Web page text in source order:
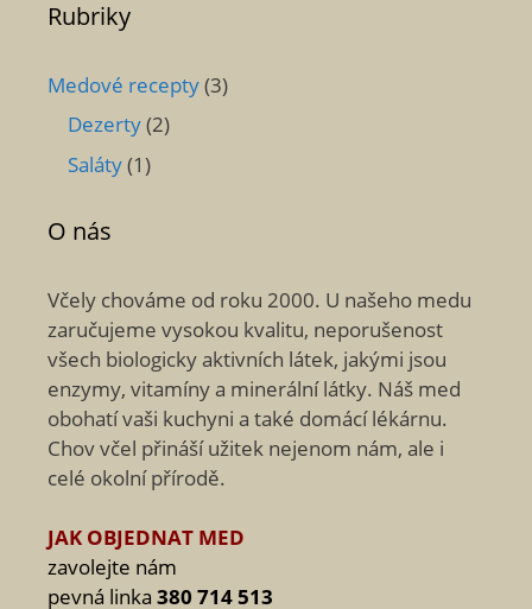
Rubriky
Medové recepty(3)
Dezerty(2)
Saláty(1)
O nás
Včely chováme od roku 2000. U našeho medu
zaručujeme vysokou kvalitu, neporušenost
všech biologicky aktivních látek, jakými jsou
enzymy, vitamíny a minerální látky. Náš med
obohatí vaši kuchyni a také domácí lékárnu.
Chov včel přináší užitek nejenom nám, ale i
celé okolní přírodě.
JAK OBJEDNAT MED
zavolejte nám
pevná linka 380 714 513